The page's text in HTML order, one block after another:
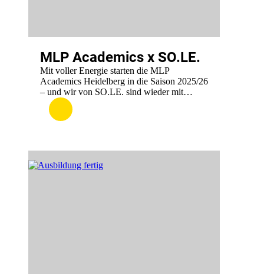
MLP Academics x SO.LE.
Mit voller Energie starten die MLP
Academics Heidelberg in die Saison 2025/26
– und wir von SO.LE. sind wieder mit…
.:
MLP
Academics